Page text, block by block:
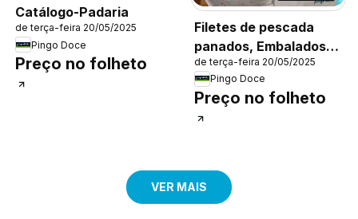
Catálogo-Padaria
de terça-feira 20/05/2025
Pingo Doce
Preço no folheto
Filetes de pescada
panados, Embalados
500g. Feitos a partir
do filete de pescada
inteiro.
de terça-feira 20/05/2025
Pingo Doce
Preço no folheto
VER MAIS